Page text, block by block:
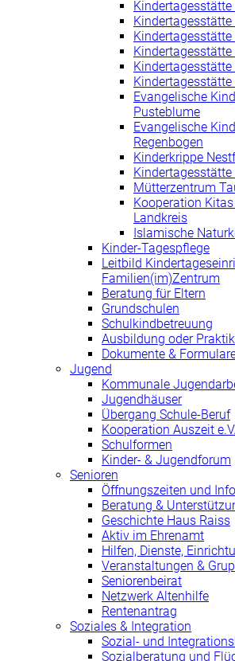
Kindertagesstätte
Kindertagesstätte
Evangelische
Pusteblume
Evangelische
Regenbogen
Kinderkrippe
Mütterzentrum
Kooperation
Landkreis
Islamische
Kinder-Tagespflege
Leitbild
Familien(im)Zentrum
Beratung für Eltern
Grundschulen
Schulkindbetreuung
Ausbildung oder
Dokumente &
Jugend
Kommunale
Jugendhäuser
Übergang Schule-Beruf
Kooperation Auszeit e.V.
Schulformen
Kinder- & Jugendforum
Senioren
Öffnungszeiten und
Beratung &
Geschichte Haus Raiss
Aktiv im Ehrenamt
Hilfen, Dienste,
Veranstaltungen &
Seniorenbeirat
Netzwerk Altenhilfe
Rentenantrag
Soziales & Integration
Sozial- und
Sozialberatung und